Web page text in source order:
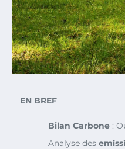
EN BREF
Bilan Carbone :
Analyse des